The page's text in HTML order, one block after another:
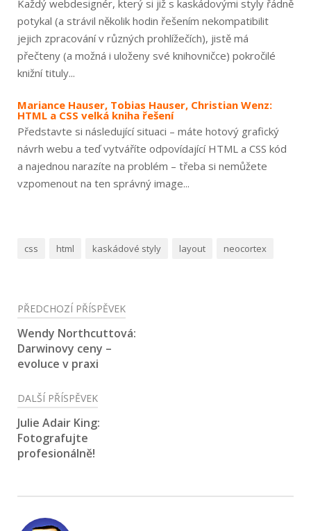
Každý webdesignér, který si již s kaskádovými styly řádně
potykal (a strávil několik hodin řešením nekompatibilit
jejich zpracování v různých prohlížečích), jistě má
přečteny (a možná i uloženy své knihovničce) pokročilé
knižní tituly...
Mariance Hauser, Tobias Hauser, Christian Wenz:
HTML a CSS velká kniha řešení
Představte si následující situaci – máte hotový grafický
návrh webu a teď vytváříte odpovídající HTML a CSS kód
a najednou narazíte na problém – třeba si nemůžete
vzpomenout na ten správný image...
css html kaskádové styly layout neocortex
Navigace
pro
příspěvek
PŘEDCHOZÍ PŘÍSPĚVEK
Wendy Northcuttová:
Darwinovy ceny –
evoluce v praxi
DALŠÍ PŘÍSPĚVEK
Julie Adair King:
Fotografujte
profesionálně!